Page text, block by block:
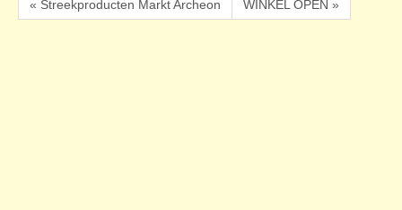
« Streekproducten Markt Archeon WINKEL OPEN »